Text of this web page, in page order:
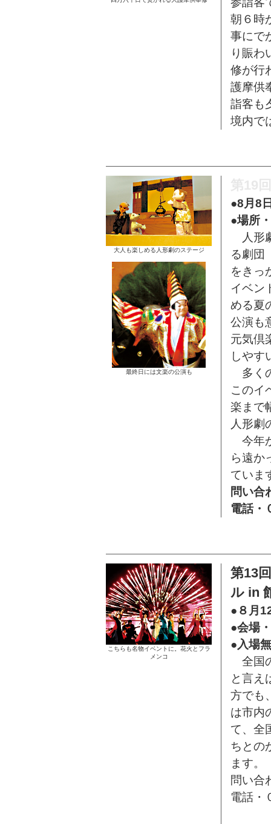
朝６時
事にで
り賑わ
修が行
護摩供
詣客も
境内で
大人も楽しめる人形劇のステージ
最終日には文楽の公演も
●8月8
●場所
人形
る劇団
をきっ
イベン
める夏
公演も
元気倶
しやす
多く
このイ
楽まで
人形劇
今年
ら遠か
ていま
問い合
電話・
こちらも名物イベントに。花火とフラ
メンコ
第13
ル in
●８月
●会場
●入場
全国
と言え
方でも
は市内
て、全
ちとの
ます。
問い合
電話・